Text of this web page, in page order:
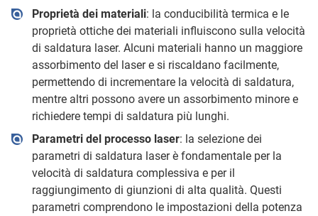
Proprietà dei materiali: la conducibilità termica e le
proprietà ottiche dei materiali influiscono sulla velocità
di saldatura laser. Alcuni materiali hanno un maggiore
assorbimento del laser e si riscaldano facilmente,
permettendo di incrementare la velocità di saldatura,
mentre altri possono avere un assorbimento minore e
richiedere tempi di saldatura più lunghi.
Parametri del processo laser: la selezione dei
parametri di saldatura laser è fondamentale per la
velocità di saldatura complessiva e per il
raggiungimento di giunzioni di alta qualità. Questi
parametri comprendono le impostazioni della potenza